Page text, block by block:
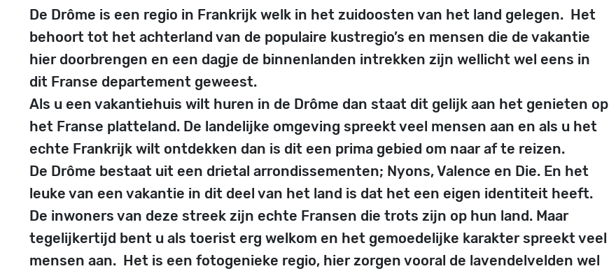
De Drôme is een regio in Frankrijk welk in het zuidoosten van het land gelegen. Het
behoort tot het achterland van de populaire kustregio’s en mensen die de vakantie
hier doorbrengen en een dagje de binnenlanden intrekken zijn wellicht wel eens in
dit Franse departement geweest.
Als u een vakantiehuis wilt huren in de Drôme dan staat dit gelijk aan het genieten op
het Franse platteland. De landelijke omgeving spreekt veel mensen aan en als u het
echte Frankrijk wilt ontdekken dan is dit een prima gebied om naar af te reizen.
De Drôme bestaat uit een drietal arrondissementen; Nyons, Valence en Die. En het
leuke van een vakantie in dit deel van het land is dat het een eigen identiteit heeft.
De inwoners van deze streek zijn echte Fransen die trots zijn op hun land. Maar
tegelijkertijd bent u als toerist erg welkom en het gemoedelijke karakter spreekt veel
mensen aan. Het is een fotogenieke regio, hier zorgen vooral de lavendelvelden wel